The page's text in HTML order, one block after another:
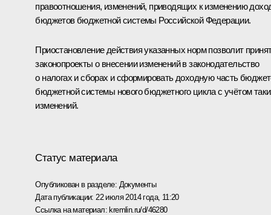
правоотношения, изменений, приводящих к изменению
бюджетов бюджетной системы Российской Федерации.
Приостановление действия указанных норм позволит
законопроекты о внесении изменений в законодательство
о налогах и сборах и сформировать доходную часть
бюджетной системы нового бюджетного цикла с учётом
изменений.
Статус материала
Опубликован в разделе: Документы
Дата публикации: 22 июля 2014 года, 11:20
Ссылка на материал: kremlin.ru/d/46280